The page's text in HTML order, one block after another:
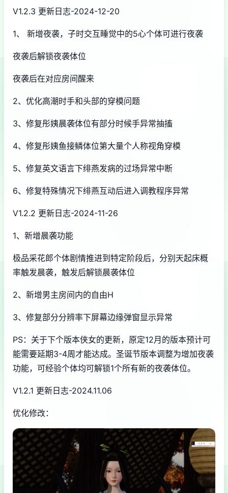
V1.2.3 更新日志-2024-12-20
1、 新增夜袭，子时交互睡觉中的5心个体可进行夜袭
夜袭后解锁夜袭体位
夜袭后在对应房间醒来
2、优化高潮时手和头部的穿模问题
3、修复彤姨晨袭体位有部分时候手异常抽搐
4、修复彤姨鱼接鳞体位第大量个人称视角穿模
5、修复英文语言下绯燕发病的过场异常中断
6、修复特殊情况下绯燕互动后进入调教程序异常
V1.2.2 更新日志-2024-11-26
1、新增晨袭功能
极品采花郎个体剧情推进到特定阶段后，分别天起床概
率触发晨袭，触发后解锁晨袭体位
2、新增男主房间内的自由H
3、修复部分分辨率下屏幕边缘弹窗显示异常
PS：关于下个版本侠女的更新，原定12月的版本预计可
能需要延期3-4周才能达成。圣诞节版本调整为增加夜袭
功能，可经验个体均可解锁1个所有新的夜袭体位。
V1.2.1 更新日志-2024.11.06
优化修改：